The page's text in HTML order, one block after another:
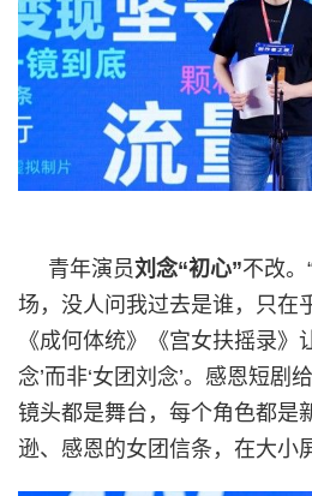
青年演员刘念“初心”不改。
场，没人问我过去是谁，只在
《成何体统》《宫女扶摇录》
念’而非‘女团刘念’。感恩短
镜头都是舞台，每个角色都是
逊、感恩的女团信条，在大小